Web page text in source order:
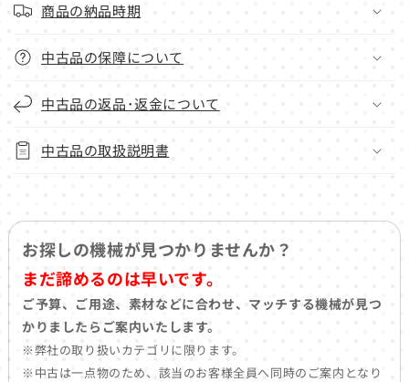
商品の納品時期
中古品の保障について
中古品の返品･返金について
中古品の取扱説明書
お探しの機械が見つかりませんか？
まだ諦めるのは早いです。
ご予算、ご用途、素材などに合わせ、マッチする機械が見つ
かりましたらご案内いたします。
※弊社の取り扱いカテゴリに限ります。
※中古は一点物のため、該当のお客様全員へ同時のご案内となり